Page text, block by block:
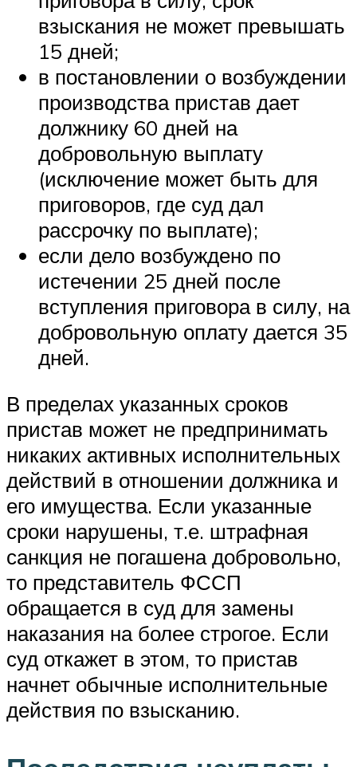
взыскания не может превышать
15 дней;
в постановлении о возбуждении
производства пристав дает
должнику 60 дней на
добровольную выплату
(исключение может быть для
приговоров, где суд дал
рассрочку по выплате);
если дело возбуждено по
истечении 25 дней после
вступления приговора в силу, на
добровольную оплату дается 35
дней.
В пределах указанных сроков
пристав может не предпринимать
никаких активных исполнительных
действий в отношении должника и
его имущества. Если указанные
сроки нарушены, т.е. штрафная
санкция не погашена добровольно,
то представитель ФССП
обращается в суд для замены
наказания на более строгое. Если
суд откажет в этом, то пристав
начнет обычные исполнительные
действия по взысканию.